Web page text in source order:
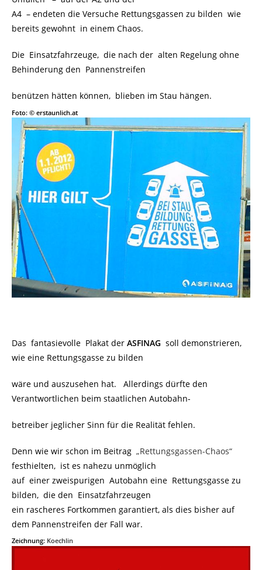
A4 – endeten die Versuche Rettungsgassen zu bilden wie
bereits gewohnt in einem Chaos.
Die Einsatzfahrzeuge, die nach der alten Regelung ohne
Behinderung den Pannenstreifen
benützen hätten können, blieben im Stau hängen.
Foto: © erstaunlich.at
Das fantasievolle Plakat der ASFINAG soll demonstrieren,
wie eine Rettungsgasse zu bilden
wäre und auszusehen hat. Allerdings dürfte den
Verantwortlichen beim staatlichen Autobahn-
betreiber jeglicher Sinn für die Realität fehlen.
Denn wie wir schon im Beitrag „Rettungsgassen-Chaos“
festhielten, ist es nahezu unmöglich
auf einer zweispurigen Autobahn eine Rettungsgasse zu
bilden, die den Einsatzfahrzeugen
ein rascheres Fortkommen garantiert, als dies bisher auf
dem Pannenstreifen der Fall war.
Zeichnung: Koechlin